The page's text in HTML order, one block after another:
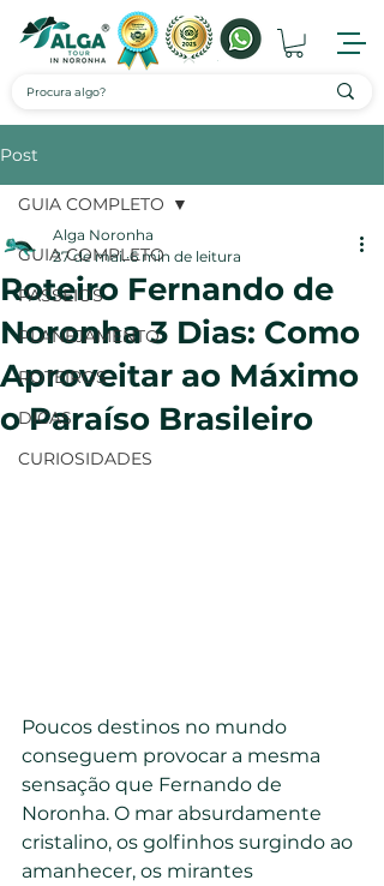
Post
GUIA COMPLETO
PASSEIOS
PLANEJAMENTO
ROTEIROS
DICAS
CURIOSIDADES
GUIA COMPLETO
Roteiro Fernando de
Noronha 3 Dias: Como
Aproveitar ao Máximo
o Paraíso Brasileiro
Alga Noronha
27 de mai. 6 min de leitura
Poucos destinos no mundo
conseguem provocar a mesma
sensação que Fernando de
Noronha. O mar absurdamente
cristalino, os golfinhos surgindo ao
amanhecer, os mirantes